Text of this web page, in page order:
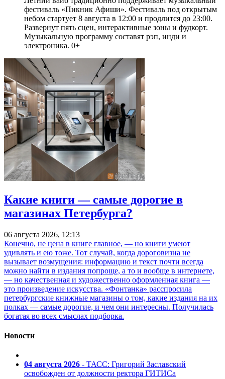
фестиваль «Пикник Афиши». Фестиваль под открытым
небом стартует 8 августа в 12:00 и продлится до 23:00.
Развернут пять сцен, интерактивные зоны и фудкорт.
Музыкальную программу составят рэп, инди и
электроника. 0+
Какие книги — самые дорогие в
магазинах Петербурга?
06 августа 2026, 12:13
Конечно, не цена в книге главное, — но книги умеют
удивлять и ею тоже. Тот случай, когда дороговизна не
вызывает возмущения: информацию и текст почти всегда
можно найти в издания попроще, а то и вообще в интернете,
— но качественная и художественно оформленная книга —
это произведение искусства. «Фонтанка» расспросила
петербургские книжные магазины о том, какие издания на их
полках — самые дорогие, и чем они интересны. Получилась
богатая во всех смыслах подборка.
Новости
04 августа 2026 - ТАСС: Григорий Заславский
освобожден от должности ректора ГИТИСа